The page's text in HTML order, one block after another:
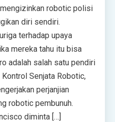
robotic polisi
diri sendiri.
terhadap upaya
mereka tahu itu bisa
adalah salah satu pendiri
Senjata Robotic,
perjanjian
robotic pembunuh.
diminta […]